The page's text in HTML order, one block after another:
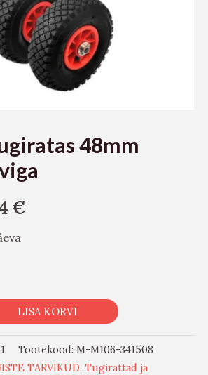
48mm
€
LISA KORVI
Tootekood: M-M106-341508
TARVIKUD, Tugirattad ja